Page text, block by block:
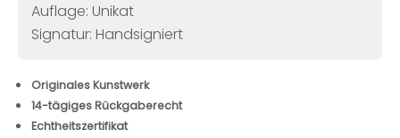
Auflage: Unikat
Signatur: Handsigniert
Originales Kunstwerk
14-tägiges Rückgaberecht
Echtheitszertifikat